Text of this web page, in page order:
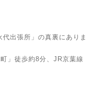
出張所」の真裏にありま
」徒歩約8分、JR京葉線